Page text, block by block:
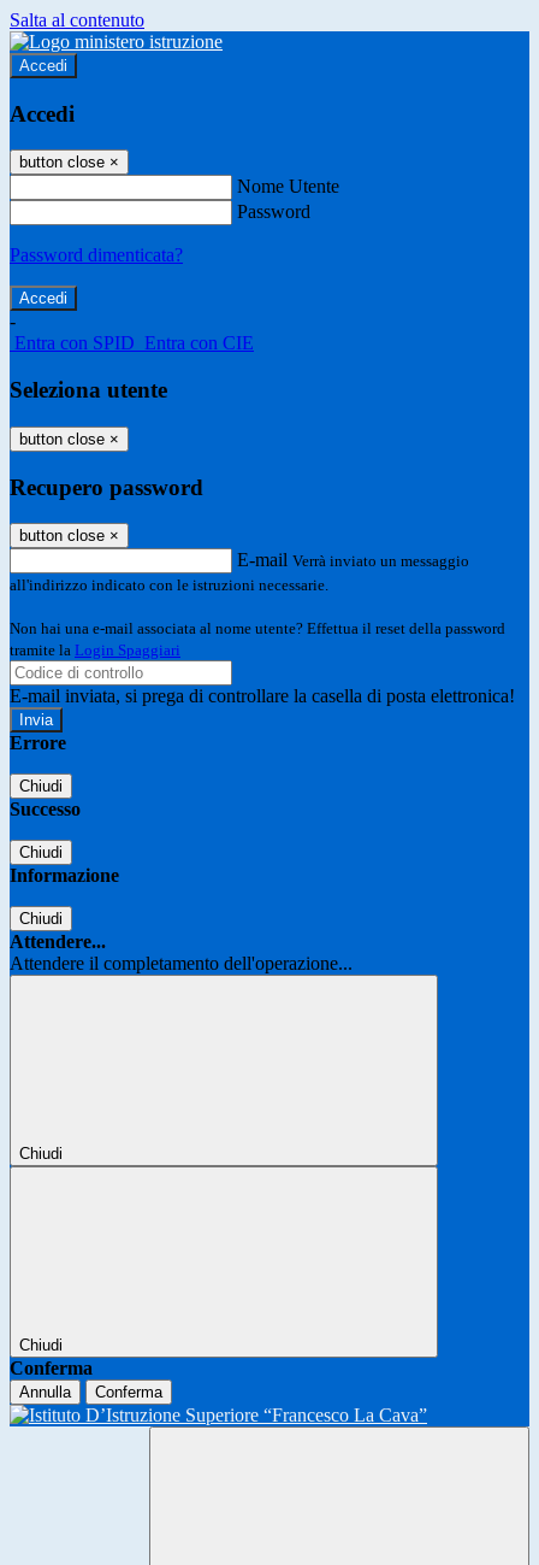
Salta al contenuto
Accedi
Accedi
button close ×
Nome Utente
Password
Password dimenticata?
-
Entra con SPID Entra con CIE
Seleziona utente
button close ×
Recupero password
button close ×
E-mail Verrà inviato un messaggio
all'indirizzo indicato con le istruzioni necessarie.
Non hai una e-mail associata al nome utente? Effettua il reset della password
tramite la Login Spaggiari
E-mail inviata, si prega di controllare la casella di posta elettronica!
Errore
Chiudi
Successo
Chiudi
Informazione
Chiudi
Attendere...
Attendere il completamento dell'operazione...
Chiudi
Chiudi
Conferma
Annulla Conferma